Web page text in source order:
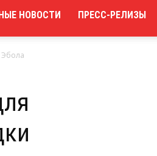
НОВОСТИ ПРЕСС-РЕЛИЗЫ
Эбола